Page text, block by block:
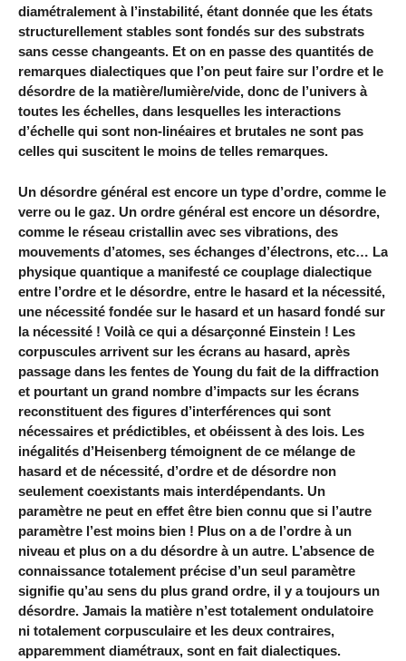
diamétralement à l’instabilité, étant donnée que les états
structurellement stables sont fondés sur des substrats
sans cesse changeants. Et on en passe des quantités de
remarques dialectiques que l’on peut faire sur l’ordre et le
désordre de la matière/lumière/vide, donc de l’univers à
toutes les échelles, dans lesquelles les interactions
d’échelle qui sont non-linéaires et brutales ne sont pas
celles qui suscitent le moins de telles remarques.
Un désordre général est encore un type d’ordre, comme le
verre ou le gaz. Un ordre général est encore un désordre,
comme le réseau cristallin avec ses vibrations, des
mouvements d’atomes, ses échanges d’électrons, etc… La
physique quantique a manifesté ce couplage dialectique
entre l’ordre et le désordre, entre le hasard et la nécessité,
une nécessité fondée sur le hasard et un hasard fondé sur
la nécessité ! Voilà ce qui a désarçonné Einstein ! Les
corpuscules arrivent sur les écrans au hasard, après
passage dans les fentes de Young du fait de la diffraction
et pourtant un grand nombre d’impacts sur les écrans
reconstituent des figures d’interférences qui sont
nécessaires et prédictibles, et obéissent à des lois. Les
inégalités d’Heisenberg témoignent de ce mélange de
hasard et de nécessité, d’ordre et de désordre non
seulement coexistants mais interdépendants. Un
paramètre ne peut en effet être bien connu que si l’autre
paramètre l’est moins bien ! Plus on a de l’ordre à un
niveau et plus on a du désordre à un autre. L’absence de
connaissance totalement précise d’un seul paramètre
signifie qu’au sens du plus grand ordre, il y a toujours un
désordre. Jamais la matière n’est totalement ondulatoire
ni totalement corpusculaire et les deux contraires,
apparemment diamétraux, sont en fait dialectiques.